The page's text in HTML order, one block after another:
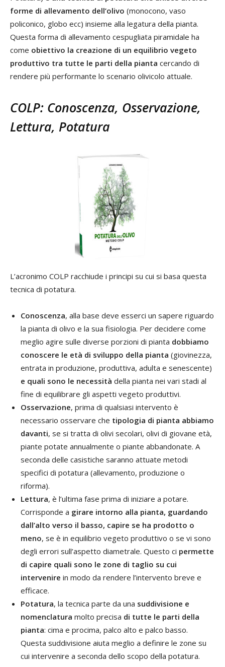
forme di allevamento dell’olivo (monocono, vaso
policonico, globo ecc) insieme alla legatura della pianta.
Questa forma di allevamento cespugliata piramidale ha
come obiettivo la creazione di un equilibrio vegeto
produttivo tra tutte le parti della pianta cercando di
rendere più performante lo scenario olivicolo attuale.
COLP: Conoscenza, Osservazione,
Lettura, Potatura
L’acronimo COLP racchiude i principi su cui si basa questa
tecnica di potatura.
Conoscenza, alla base deve esserci un sapere riguardo
la pianta di olivo e la sua fisiologia. Per decidere come
meglio agire sulle diverse porzioni di pianta dobbiamo
conoscere le età di sviluppo della pianta (giovinezza,
entrata in produzione, produttiva, adulta e senescente)
e quali sono le necessità della pianta nei vari stadi al
fine di equilibrare gli aspetti vegeto produttivi.
Osservazione, prima di qualsiasi intervento è
necessario osservare che tipologia di pianta abbiamo
davanti, se si tratta di olivi secolari, olivi di giovane età,
piante potate annualmente o piante abbandonate. A
seconda delle casistiche saranno attuate metodi
specifici di potatura (allevamento, produzione o
riforma).
Lettura, è l’ultima fase prima di iniziare a potare.
Corrisponde a girare intorno alla pianta, guardando
dall’alto verso il basso, capire se ha prodotto o
meno, se è in equilibrio vegeto produttivo o se vi sono
degli errori sull’aspetto diametrale. Questo ci permette
di capire quali sono le zone di taglio su cui
intervenire in modo da rendere l’intervento breve e
efficace.
Potatura, la tecnica parte da una suddivisione e
nomenclatura molto precisa di tutte le parti della
pianta: cima e procima, palco alto e palco basso.
Questa suddivisione aiuta meglio a definire le zone su
cui intervenire a seconda dello scopo della potatura.